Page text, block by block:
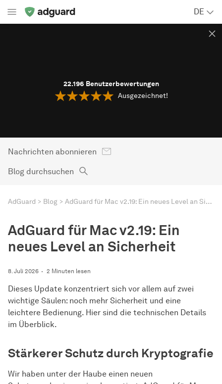
DE
22.196 Benutzerbewertungen
Ausgezeichnet!
Nachrichten abonnieren
Blog durchsuchen
AdGuard Blog AdGuard für Mac v2.19: Ein neues Level an Sicherheit
AdGuard für Mac v2.19: Ein
neues Level an Sicherheit
8. Juli 2026 2 Minuten lesen
Dieses Update konzentriert sich vor allem auf zwei
wichtige Säulen: noch mehr Sicherheit und eine
leichtere Bedienung. Hier sind die technischen Details
im Überblick.
Stärkerer Schutz durch Kryptografie
Wir haben unter der Haube einen neuen